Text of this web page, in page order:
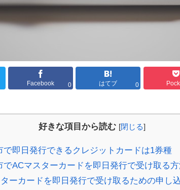
Facebook 0 はてブ 0
好きな項目から読む [閉じる]
で即日発行できるクレジットカードは1券種
でACマスターカードを即日発行で受け取る
ーカードを即日発行で受け取るための申し込